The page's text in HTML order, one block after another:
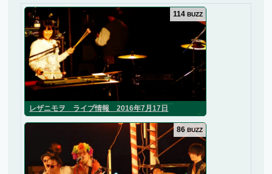
レザニモヲ ライブ情報 2016年7月17日
114 BUZZ
86 BUZZ